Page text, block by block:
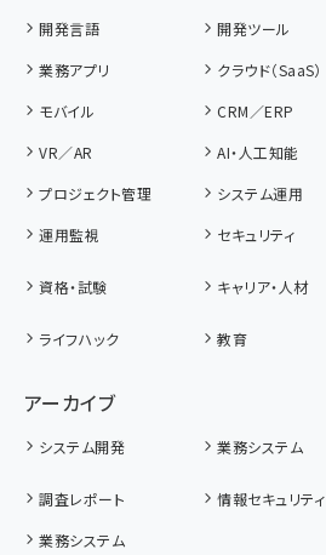
開発言語
開発ツール
業務アプリ
クラウド（SaaS）
モバイル
CRM／ERP
VR／AR
AI・人工知能
プロジェクト管理
システム運用
運用監視
セキュリティ
資格・試験 キャリア・人材
ライフハック
教育
アーカイブ
システム開発 業務システム
調査レポート
情報セキュリティ
業務システム